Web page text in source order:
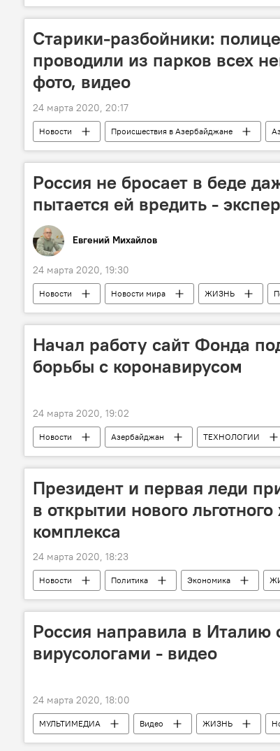
Министерство сельского хозяйства АР
Коронавирус
Старики-разбойники:
проводили из парков всех
фото, видео
24 марта 2020, 20:17
Новости Происшествия в Азербайджане
ЖИЗНЬ
Здоровье Министерство
Россия не бросает в беде
пытается ей вредить -
Евгений Михайлов
24 марта 2020, 19:30
Новости Новости мира ЖИЗНЬ
Колумнисты
Россия Италия
Начал работу сайт Фонда
борьбы с коронавирусом
24 марта 2020, 19:02
Новости Азербайджан ТЕХНОЛОГИИ
Сайт
фонд
Президент и первая леди
в открытии нового
комплекса
24 марта 2020, 18:23
Новости Политика Экономика
Ильхам Алиев
Первый вице-президент
Россия направила в Италию
вирусологами - видео
24 марта 2020, 18:00
МУЛЬТИМЕДИА Видео ЖИЗНЬ
Россия